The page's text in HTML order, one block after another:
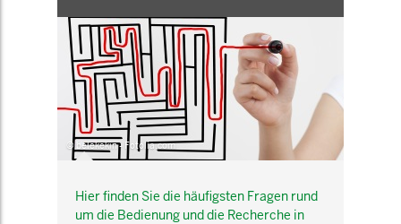
© belekekin - Fotolia.com
Hier finden Sie die häufigsten Fragen rund
um die Bedienung und die Recherche in